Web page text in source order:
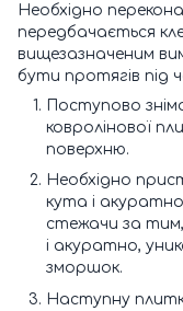
Необхідно
передбачається
вищезазначеним
бути протягів під
Поступово
ковролінової
поверхню.
Необхідно
кута і
стежачи за
і акуратно,
зморшок.
Наступну